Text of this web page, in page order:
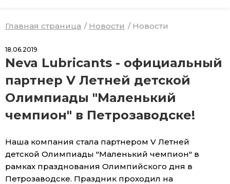
Главная страница / Новости / Новости
18.06.2019
Neva Lubricants - официальный
партнер V Летней детской
Олимпиады "Маленький
чемпион" в Петрозаводске!
Наша компания стала партнером V Летней
детской Олимпиады "Маленький чемпион" в
рамках празднования Олимпийского дня в
Петрозаводске. Праздник проходил на